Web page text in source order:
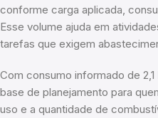
conforme carga aplicada,
Esse volume ajuda em
tarefas que exigem
Com consumo informado de
base de planejamento para
uso e a quantidade de